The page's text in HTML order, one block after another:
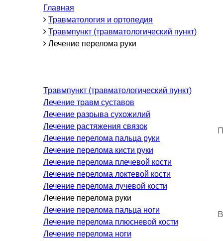
Ревматология
Эндокринология
Гастроэнтерология
Диетология и нутрициология
Нефрология
Паллиативная помощь
Пульмонология
Терапия
КОСМЕТОЛОГИЯ И
ДЕРМАТОЛОГИЯ
Аппаратная косметология
Дерматология
Инъекционная косметология
Главная
Травматология и ортопедия
Травмпункт (травматологический пункт)
Лечение перелома руки
Травмпункт (травматологический пункт)
Лечение травм суставов
Лечение разрыва сухожилий
Лечение растяжения связок
Лечение перелома пальца руки
Лечение перелома кисти руки
Лечение перелома плечевой кости
Лечение перелома локтевой кости
Лечение перелома лучевой кости
Лечение перелома руки
Лечение перелома пальца ноги
Лечение перелома плюсневой кости
Лечение перелома ноги